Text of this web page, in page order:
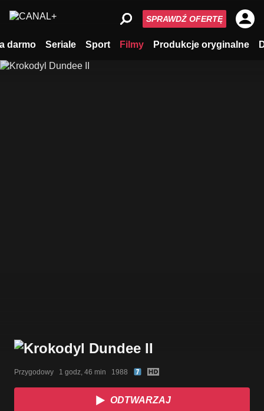
darmo Seriale Sport Filmy Produkcje oryginalne
SPRAWDŹ OFERTĘ
Przygodowy   1 godz, 46 min   1988
ODTWARZAJ